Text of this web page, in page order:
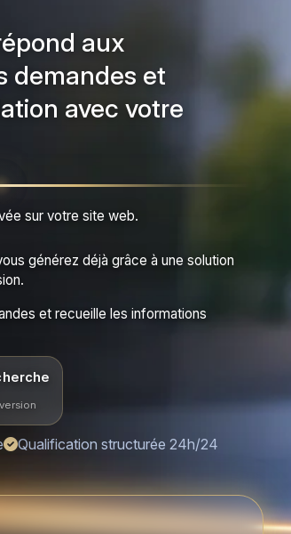
aux
demandes et
avec votre
sur votre site web.
générez déjà grâce à une solution
et recueille les informations
Qualification structurée 24h/24